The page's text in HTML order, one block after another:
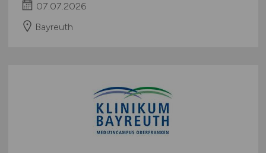
07.07.2026
Bayreuth